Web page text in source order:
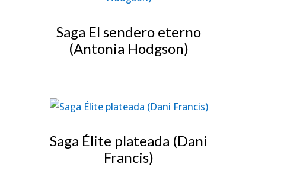
Saga El sendero eterno
(Antonia Hodgson)
Saga Élite plateada (Dani
Francis)